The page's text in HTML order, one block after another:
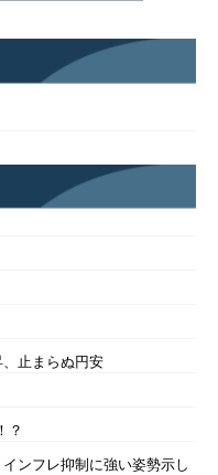
止まらぬ円安
？
ンフレ抑制に強い姿勢示し